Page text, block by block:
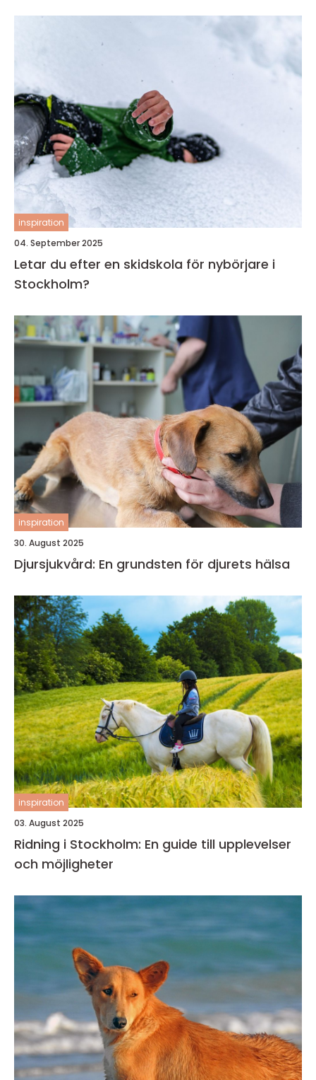
inspiration
04. September 2025
Letar du efter en skidskola för nybörjare i
Stockholm?
inspiration
30. August 2025
Djursjukvård: En grundsten för djurets hälsa
inspiration
03. August 2025
Ridning i Stockholm: En guide till upplevelser
och möjligheter